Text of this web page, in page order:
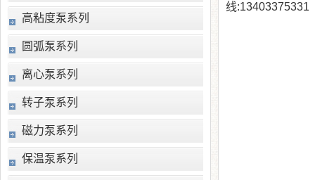
线:13403375331
高粘度泵系列
圆弧泵系列
离心泵系列
转子泵系列
磁力泵系列
保温泵系列